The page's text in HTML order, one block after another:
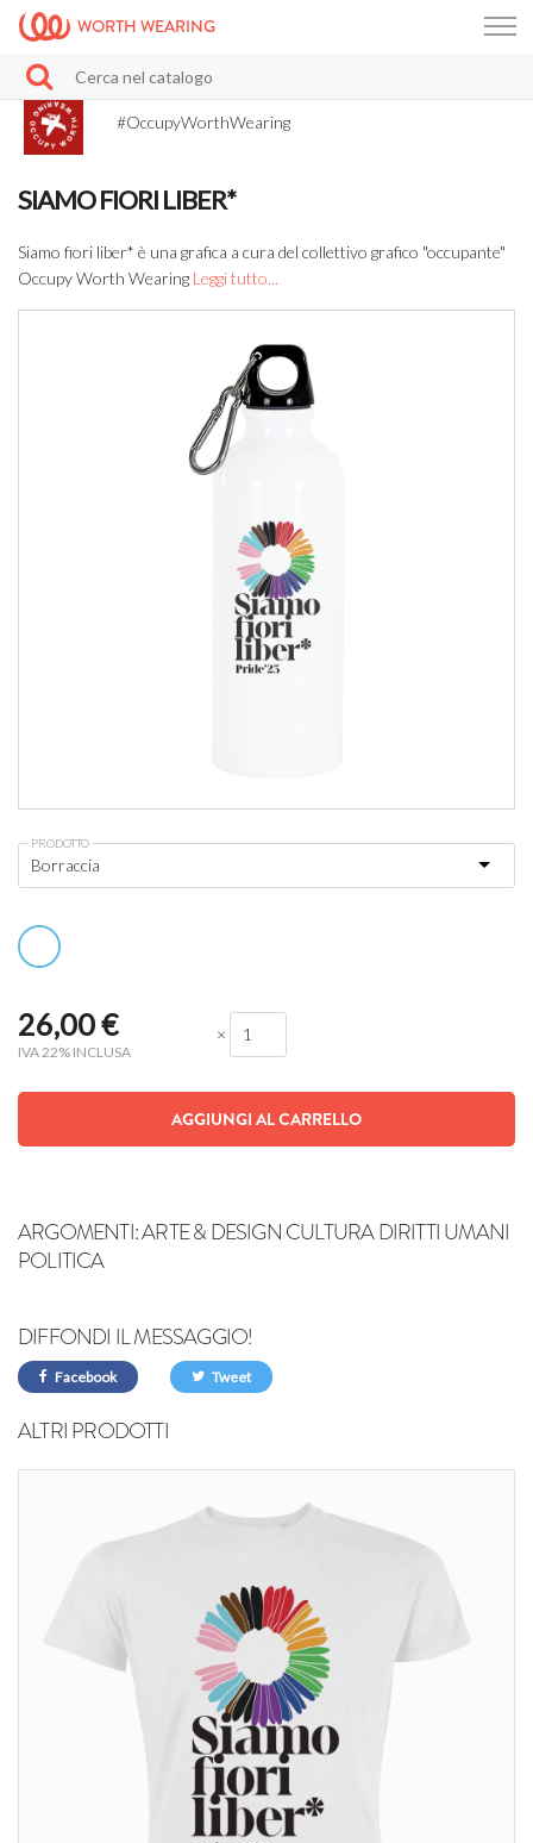
WORTH WEARING
#OccupyWorthWearing
SIAMO FIORI LIBER*
Siamo fiori liber* è una grafica a cura del collettivo grafico "occupante"
Occupy Worth Wearing Leggi tutto...
PRODOTTO
26,00€
IVA 22% INCLUSA
×
AGGIUNGI AL CARRELLO
ARGOMENTI:ARTE & DESIGN CULTURA DIRITTI UMANI
POLITICA
DIFFONDI IL MESSAGGIO!
Facebook Tweet
ALTRI PRODOTTI